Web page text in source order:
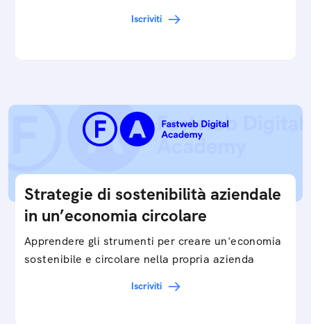
Iscriviti
Strategie di sostenibilità aziendale
in un’economia circolare
Apprendere gli strumenti per creare un'economia
sostenibile e circolare nella propria azienda
Iscriviti